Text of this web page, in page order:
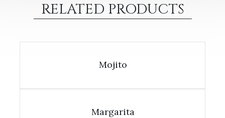
RELATED PRODUCTS
Mojito
Margarita